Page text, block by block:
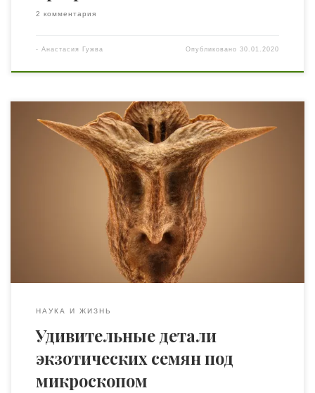
2 комментария
- Анастасия Гужва Опубликовано30.01.2020
Если вы отправитесь в поход или просто прогуляетесь в
поле среди зарослей высокой травы, то по приходу
домой, наверняка, обнаружите маленькие семена или
колючки, прилипшие к вашей одежде. Они могут быть
большими и маленькими, цепкими и колючими — всё
для того, чтобы уцепиться за того, кто проходит мимо и
распространиться […]
НАУКА И ЖИЗНЬ
Удивительные детали
экзотических семян под
микроскопом